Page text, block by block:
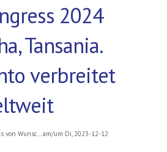
2024
Tansania.
verbreitet
von Wunsc...
am/um Di, 2023-12-12